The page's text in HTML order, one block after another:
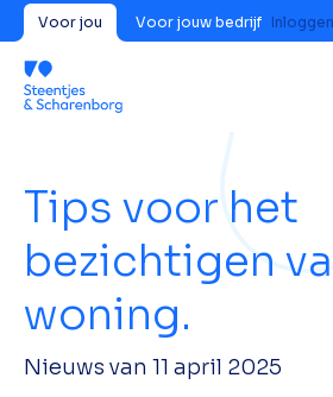
Voor jou Voor jouw bedrijf
Tips voor het
bezichtigen
woning.
Nieuws van 11 april 2025